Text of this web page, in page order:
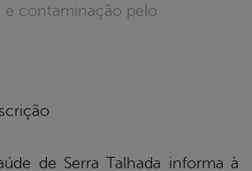
e contaminação pelo
de Serra Talhada informa à